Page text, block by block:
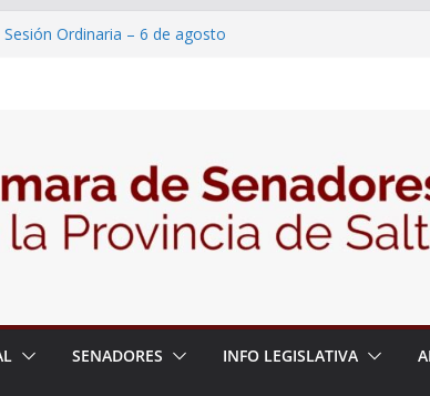
Sesión Ordinaria – 6 de agosto
Nº 90-34.516/2026 – 06/08/26 – Créase el Ente Salteño
y Control Vegetal
SENADORES INFO LEGISLATIVA